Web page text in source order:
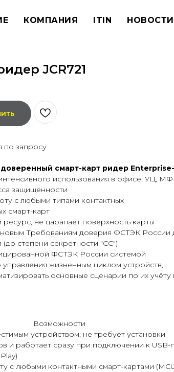
КОМПАНИЯ ITIN НОВОСТИ
JCR721
по запросу
смарт-карт ридер
использования в офисе, УЦ,
защищённости
с любыми типами контактных
смарт-карт
не царапает поверхность карты
Требованиям доверия ФСТЭК России
(до степени секретности "СС")
ФСТЭК России системой
управления жизненным циклом устройств,
основные сценарии по их учёту
Возможности
устройством, не требует установки
и работает сразу при подключении к USB-
с любыми контактными смарт-картами